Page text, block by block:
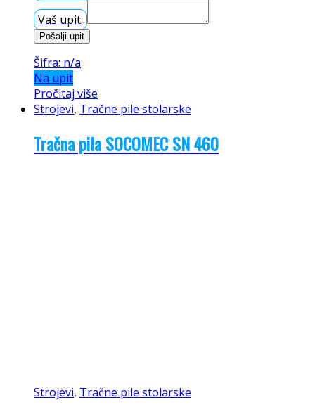
Vaš upit:
Pošalji upit
Šifra: n/a
Na upit
Pročitaj više
Strojevi, Tračne pile stolarske
Tračna pila SOCOMEC SN 460
Strojevi, Tračne pile stolarske